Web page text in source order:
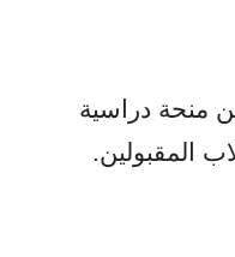
منحة دراسية
المقبولين.